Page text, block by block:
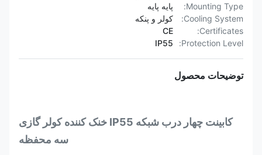
Mounting Type:
پایه پایه
Cooling System:
کولر و پنکه
Certificates:
CE
Protection Level:
IP55
توضیحات محصول
کابینت چهار درب شبکه IP55 خنک کننده کولر گازی
سه محفظه